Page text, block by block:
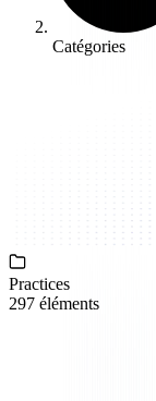
Catégories
Practices
297 éléments